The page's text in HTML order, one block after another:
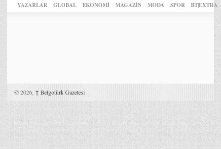
YAZARLAR GLOBAL EKONOMİ MAGAZİN MODA SPOR BT|EXTRA
© 2026, ↑ Belgotürk Gazetesi